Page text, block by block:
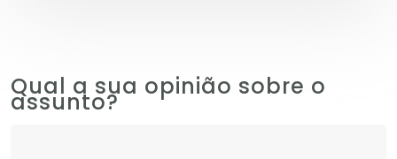
Qual a sua opinião sobre o
assunto?